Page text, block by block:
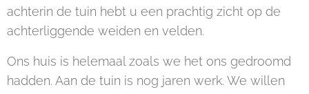
achterin de tuin hebt u een prachtig zicht op de
achterliggende weiden en velden.
Ons huis is helemaal zoals we het ons gedroomd
hadden. Aan de tuin is nog jaren werk. We willen